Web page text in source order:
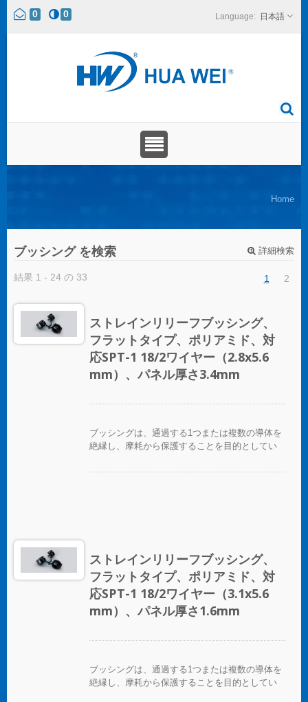
0 0 日本語
Home
ブッシング を検索 詳細検索
結果 1 - 24 の 33 1 2
ストレインリリーフブッシング、
フラットタイプ、ポリアミド、対
応SPT-1 18/2ワイヤー（2.8x5.6
mm）、パネル厚さ3.4mm
ブッシングは、通過する1つまたは複数の導体を
絶縁し、摩耗から保護することを目的としてい
ストレインリリーフブッシング、
フラットタイプ、ポリアミド、対
応SPT-1 18/2ワイヤー（3.1x5.6
mm）、パネル厚さ1.6mm
ブッシングは、通過する1つまたは複数の導体を
絶縁し、摩耗から保護することを目的としてい